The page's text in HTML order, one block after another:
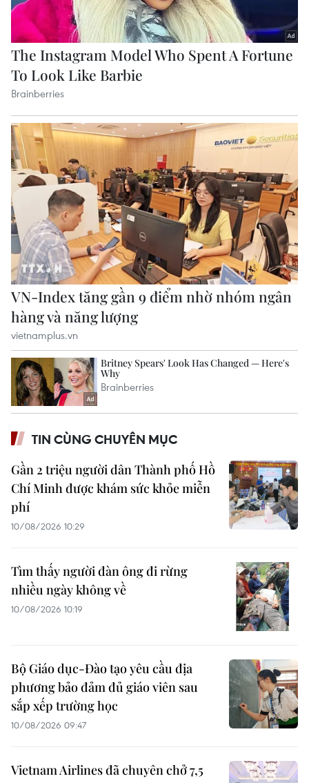
TIN CÙNG CHUYÊN MỤC
Gần 2 triệu người dân Thành phố Hồ
Chí Minh được khám sức khỏe miễn
phí
10/08/2026 10:29
Tìm thấy người đàn ông đi rừng
nhiều ngày không về
10/08/2026 10:19
Bộ Giáo dục-Đào tạo yêu cầu địa
phương bảo đảm đủ giáo viên sau
sắp xếp trường học
10/08/2026 09:47
Vietnam Airlines đã chuyên chở 7,5